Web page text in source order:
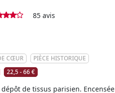
85 avis
CŒUR
PIÈCE HISTORIQUE
22,5 - 66 €
de tissus parisien. Encensée